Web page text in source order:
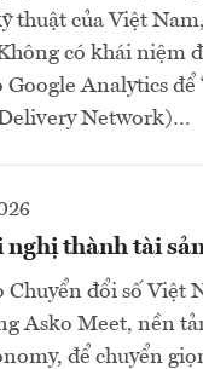
thuật của Việt
có khái niệm
Analytics để
Network)…
nghị thành tài
Chuyển đổi số
Asko Meet, nền
để chuyển